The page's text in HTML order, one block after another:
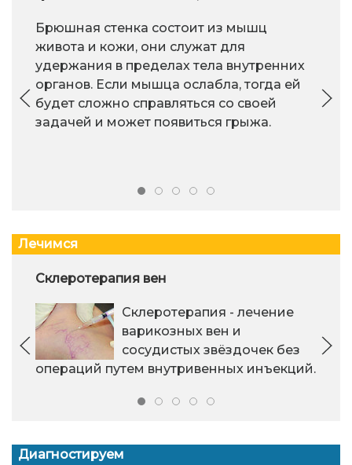
Брюшная стенка состоит из мышц
живота и кожи, они служат для
удержания в пределах тела внутренних
органов. Если мышца ослабла, тогда ей
будет сложно справляться со своей
задачей и может появиться грыжа.
Лечимся
Склеротерапия вен
Склеротерапия - лечение
варикозных вен и
сосудистых звёздочек без
операций путем внутривенных инъекций.
Диагностируем